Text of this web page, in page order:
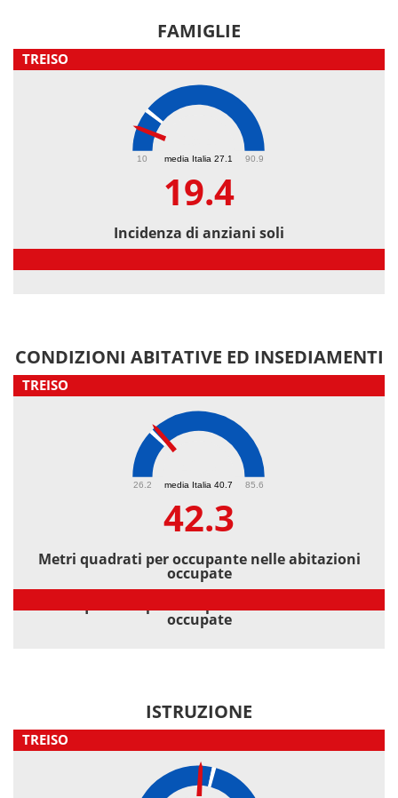
FAMIGLIE
TREISO
media Italia 27.1
10 90.9
19.4
Incidenza di anziani soli
CONDIZIONI ABITATIVE ED INSEDIAMENTI
TREISO
media Italia 40.7
26.2 85.6
42.3
Metri quadrati per occupante nelle abitazioni
occupate
occupate
ISTRUZIONE
TREISO